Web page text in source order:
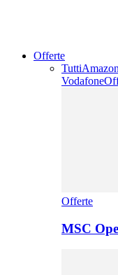
Offerte
Tutti
Vodafone
Offerte
MSC